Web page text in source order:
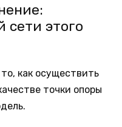
сети этого
как осуществить
точки опоры